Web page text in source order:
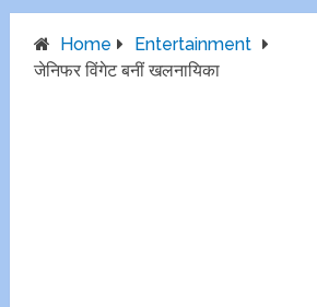
Home
Entertainment
जेनिफर विंगेट बनीं खलनायिका